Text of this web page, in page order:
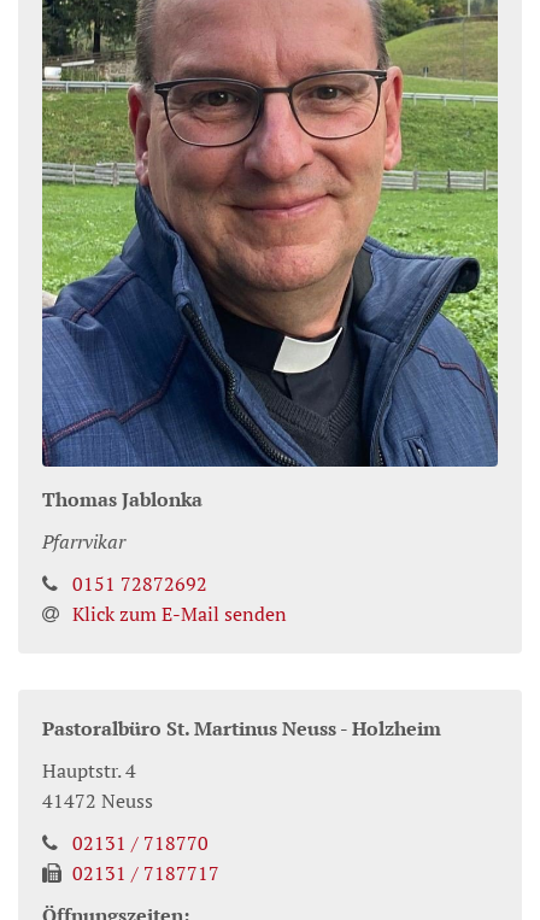
ThomasJablonka
Pfarrvikar
0151 72872692
Klick zum E-Mail senden
Pastoralbüro St. Martinus Neuss - Holzheim
Hauptstr. 4
41472 Neuss
02131 / 718770
02131 / 7187717